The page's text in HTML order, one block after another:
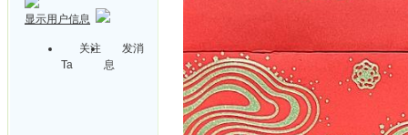
显示用户信息
关注
Ta
发消
息